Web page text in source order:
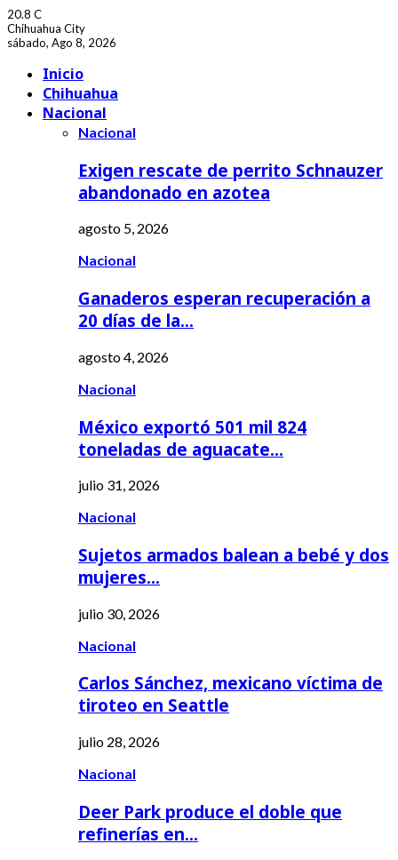
20.8 C
Chihuahua City
sábado, Ago 8, 2026
Inicio
Chihuahua
Nacional
Nacional
Exigen rescate de perrito Schnauzer
abandonado en azotea
agosto 5, 2026
Nacional
Ganaderos esperan recuperación a
20 días de la…
agosto 4, 2026
Nacional
México exportó 501 mil 824
toneladas de aguacate…
julio 31, 2026
Nacional
Sujetos armados balean a bebé y dos
mujeres…
julio 30, 2026
Nacional
Carlos Sánchez, mexicano víctima de
tiroteo en Seattle
julio 28, 2026
Nacional
Deer Park produce el doble que
refinerías en…